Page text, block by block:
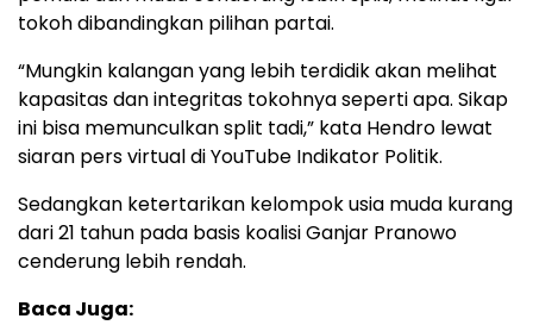
tokoh dibandingkan pilihan partai.
“Mungkin kalangan yang lebih terdidik akan melihat
kapasitas dan integritas tokohnya seperti apa. Sikap
ini bisa memunculkan split tadi,” kata Hendro lewat
siaran pers virtual di YouTube Indikator Politik.
Sedangkan ketertarikan kelompok usia muda kurang
dari 21 tahun pada basis koalisi Ganjar Pranowo
cenderung lebih rendah.
Baca Juga: